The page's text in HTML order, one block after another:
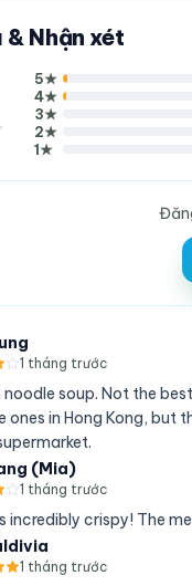
Nhận xét
5★
4★
3★
2★
1★
1 tháng trước
soup. Not the
ones in Hong Kong, but
(Mia)
1 tháng trước
incredibly crispy! The
1 tháng trước